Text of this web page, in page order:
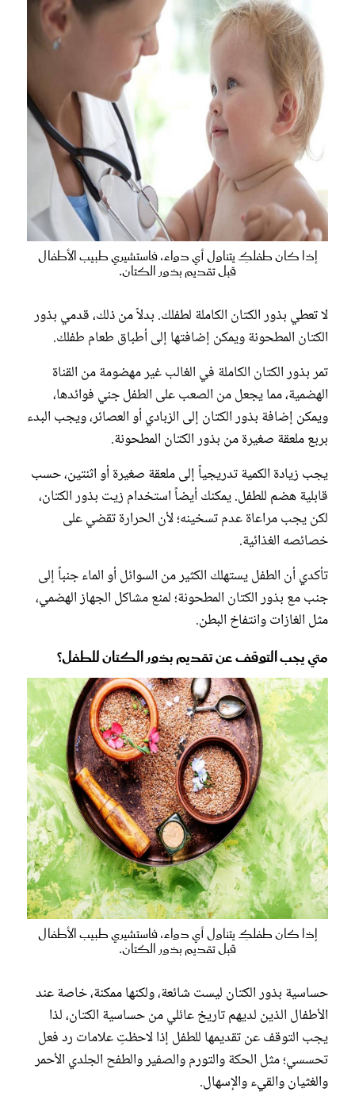
إذا كان طفلكِ يتناول أي دواء، فاستشيري طبيب الأطفال
قبل تقديم بذور الكتان.
لا تعطي بذور الكتان الكاملة لطفلك. بدلاً من ذلك، قدمي بذور
الكتان المطحونة ويمكن إضافتها إلى أطباق طعام طفلك.
تمر بذور الكتان الكاملة في الغالب غير مهضومة من القناة
الهضمية، مما يجعل من الصعب على الطفل جني فوائدها،
ويمكن إضافة بذور الكتان إلى الزبادي أو العصائر، ويجب البدء
بربع ملعقة صغيرة من بذور الكتان المطحونة.
يجب زيادة الكمية تدريجياً إلى ملعقة صغيرة أو اثنتين، حسب
قابلية هضم للطفل. يمكنك أيضاً استخدام زيت بذور الكتان،
لكن يجب مراعاة عدم تسخينه؛ لأن الحرارة تقضي على
خصائصه الغذائية.
تأكدي أن الطفل يستهلك الكثير من السوائل أو الماء جنباً إلى
جنب مع بذور الكتان المطحونة؛ لمنع مشاكل الجهاز الهضمي،
مثل الغازات وانتفاخ البطن.
متي يجب التوقف عن تقديم بذور الكتان للطفل؟
إذا كان طفلكِ يتناول أي دواء، فاستشيري طبيب الأطفال
قبل تقديم بذور الكتان.
حساسية بذور الكتان ليست شائعة، ولكنها ممكنة، خاصة عند
الأطفال الذين لديهم تاريخ عائلي من حساسية الكتان، لذا
يجب التوقف عن تقديمها للطفل إذا لاحظتِ علامات رد فعل
تحسسي؛ مثل الحكة والتورم والصفير والطفح الجلدي الأحمر
والغثيان والقيء والإسهال.